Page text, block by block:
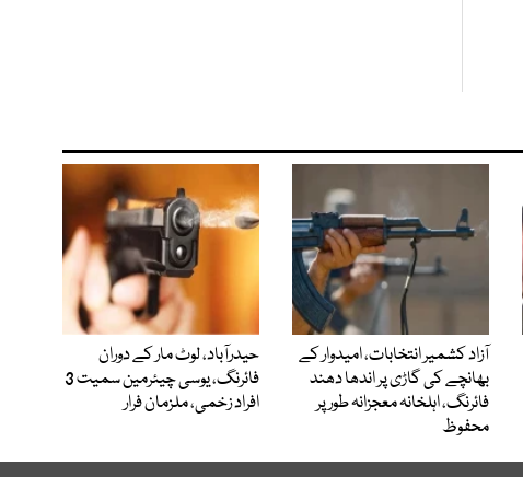
آزاد کشمیر انتخابات، امیدوار کے
بھانچے کی گاڑی پر اندھا دھند
فائرنگ، اہلخانہ معجزانہ طور پر
محفوظ
حیدرآباد، لوٹ مار کے دوران
فائرنگ، یوسی چیئرمین سمیت 3
افراد زخمی، ملزمان فرار